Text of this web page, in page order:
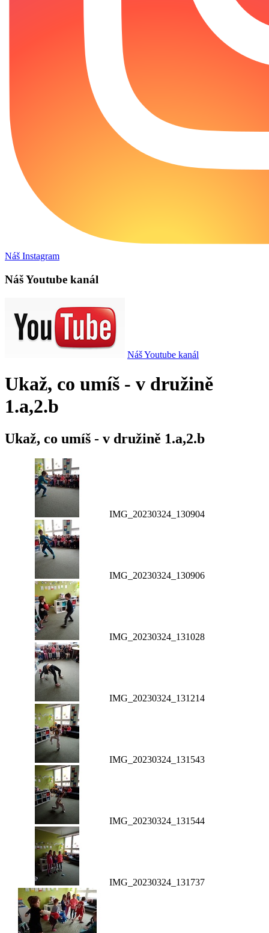
Náš Instagram
Náš Youtube kanál
Náš Youtube kanál
Ukaž, co umíš - v družině
1.a,2.b
Ukaž, co umíš - v družině 1.a,2.b
IMG_20230324_130904
IMG_20230324_130906
IMG_20230324_131028
IMG_20230324_131214
IMG_20230324_131543
IMG_20230324_131544
IMG_20230324_131737